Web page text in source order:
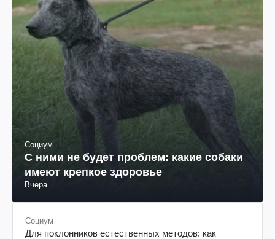
Социум
С ними не будет проблем: какие собаки
имеют крепкое здоровье
Вчера
Социум
Для поклонников естественных методов: как